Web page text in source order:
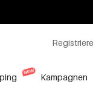
Kampagnen